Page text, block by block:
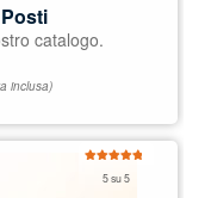
catalogo.
inclusa)
5 su 5